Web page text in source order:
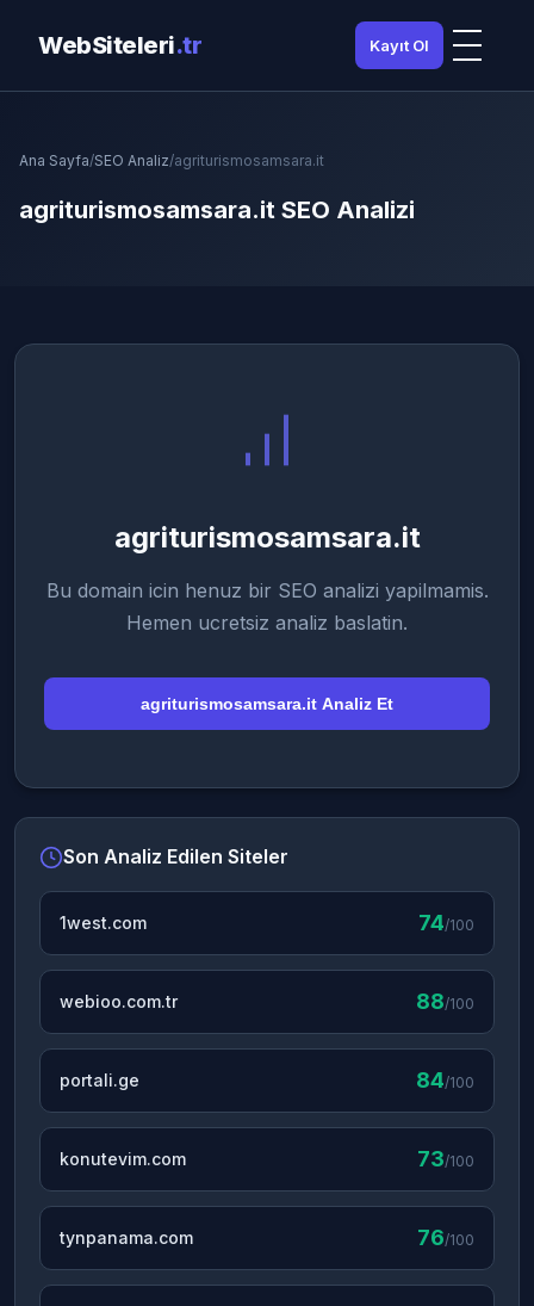
WebSiteleri.tr Kayıt Ol
Ana Sayfa/SEO Analiz/agriturismosamsara.it
agriturismosamsara.it SEO Analizi
agriturismosamsara.it
Bu domain icin henuz bir SEO analizi yapilmamis.
Hemen ucretsiz analiz baslatin.
agriturismosamsara.it Analiz Et
Son Analiz Edilen Siteler
1west.com 74/100
webioo.com.tr 88/100
portali.ge 84/100
konutevim.com 73/100
tynpanama.com 76/100